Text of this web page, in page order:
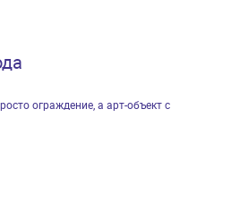
ограждение, а арт-объект с